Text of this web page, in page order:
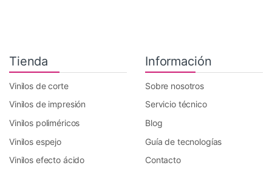
Tienda
Vinilos de corte
Vinilos de impresión
Vinilos poliméricos
Vinilos espejo
Vinilos efecto ácido
Información
Sobre nosotros
Servicio técnico
Blog
Guía de tecnologías
Contacto